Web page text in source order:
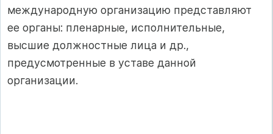
международную организацию представляют
ее органы: пленарные, исполнительные,
высшие должностные лица и др.,
предусмотренные в уставе данной
организации.